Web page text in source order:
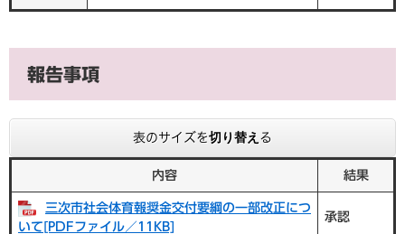
報告事項
表のサイズを切り替える
内容 結果
三次市社会体育報奨金交付要綱の一部改正につ
いて[PDFファイル／11KB]
承認